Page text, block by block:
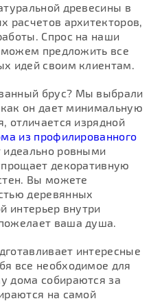
древесины в
расчетов архитекторов,
Спрос на наши
можем предложить все
идей своим клиентам.
брус? Мы выбрали
он дает минимальную
отличается изрядной
из профилированного
идеально ровными
декоративную
Вы можете
деревянных
интерьер внутри
ваша душа.
интересные
все необходимое для
дома собираются за
на самой